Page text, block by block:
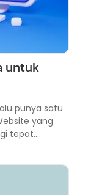
untuk
punya satu
yang
tepat....